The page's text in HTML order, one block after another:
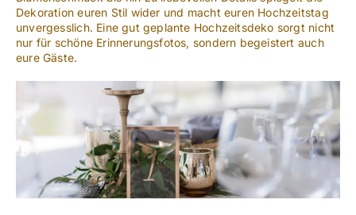
Leichte Sprache
Dekoration euren Stil wider und macht euren Hochzeitstag
unvergesslich. Eine gut geplante Hochzeitsdeko sorgt nicht
nur für schöne Erinnerungsfotos, sondern begeistert auch
eure Gäste.